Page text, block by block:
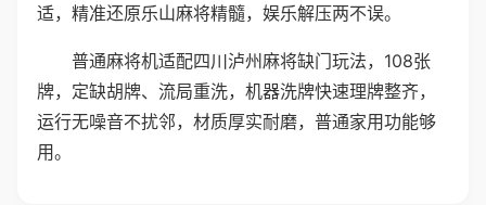
适，精准还原乐山麻将精髓，娱乐解压两不误。
普通麻将机适配四川泸州麻将缺门玩法，108张
牌，定缺胡牌、流局重洗，机器洗牌快速理牌整齐，
运行无噪音不扰邻，材质厚实耐磨，普通家用功能够
用。